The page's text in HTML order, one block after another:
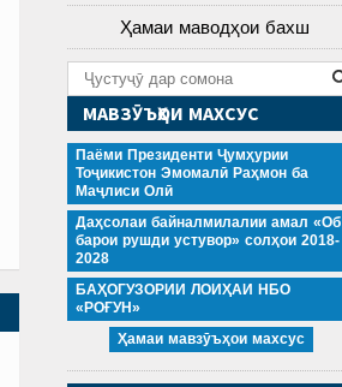
Ҳамаи маводҳои бахш
МАВЗӮЪҲОИ МАХСУС
Паёми Президенти Ҷумҳурии
Тоҷикистон Эмомалӣ Раҳмон ба
Маҷлиси Олӣ
Даҳсолаи байналмилалии амал «Об
барои рушди устувор» солҳои 2018-
2028
БАҲОГУЗОРИИ ЛОИҲАИ НБО
«РОҒУН»
Ҳамаи мавзӯъҳои махсус